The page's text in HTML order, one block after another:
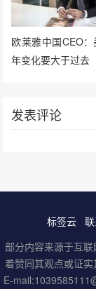
欧莱雅中国CEO
年变化要大于过去
发表评论
标签云
部分内容来源于互
着赞同其观点或证
E-